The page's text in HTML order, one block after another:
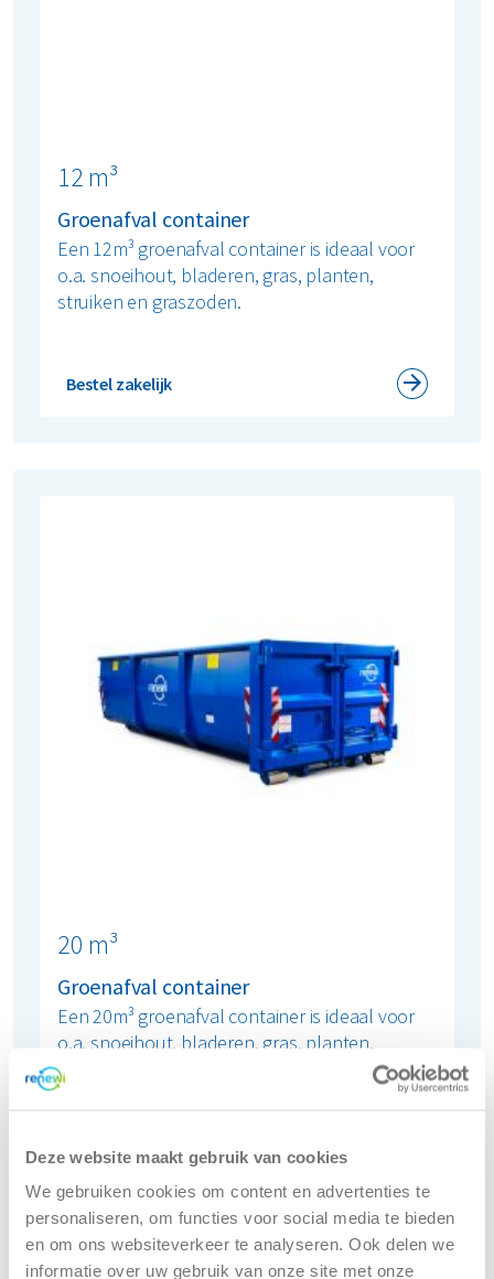
Deze website maakt gebruik van cookies
We gebruiken cookies om content en advertenties te
personaliseren, om functies voor social media te bieden
en om ons websiteverkeer te analyseren. Ook delen we
informatie over uw gebruik van onze site met onze
12 m³
Groenafval container
Een 12m³ groenafval container is ideaal voor
o.a. snoeihout, bladeren, gras, planten,
struiken en graszoden.
Bestel zakelijk
20 m³
Groenafval container
Een 20m³ groenafval container is ideaal voor
o.a. snoeihout, bladeren, gras, planten,
struiken en graszoden.
Bestel zakelijk